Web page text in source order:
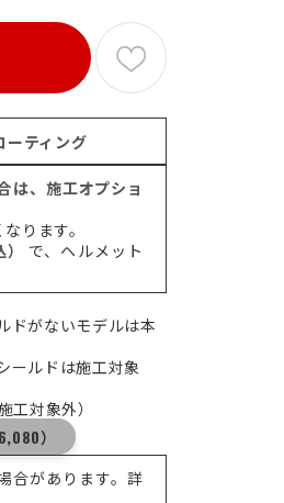
ーティング
は、施工オプショ
ります。
で、ヘルメット
ドがないモデルは本
ールドは施工対象
工対象外）
）
合があります。詳